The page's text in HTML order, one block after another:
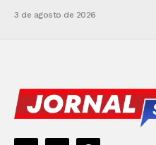
3 de agosto de 2026